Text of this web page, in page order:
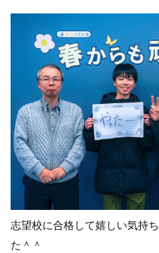
志望校に合格して嬉しい気持
た＾＾